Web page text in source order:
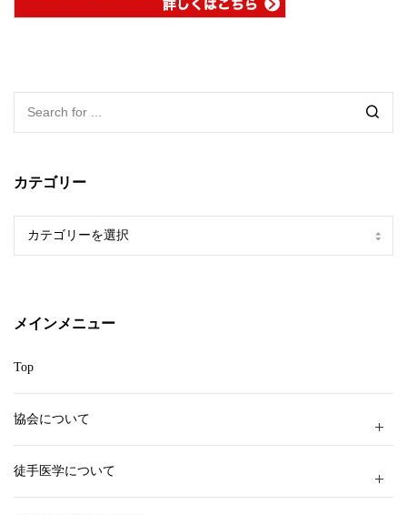
カテゴリー
メインメニュー
Top
協会について
徒手医学について